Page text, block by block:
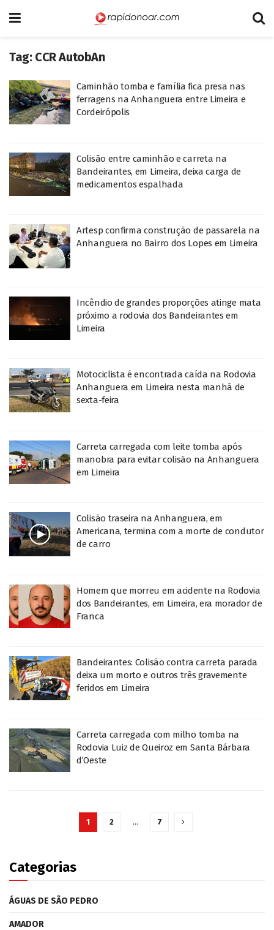
Tag: CCR AutobAn
Caminhão tomba e família fica presa nas
ferragens na Anhanguera entre Limeira e
Cordeirópolis
Colisão entre caminhão e carreta na
Bandeirantes, em Limeira, deixa carga de
medicamentos espalhada
Artesp confirma construção de passarela na
Anhanguera no Bairro dos Lopes em Limeira
Incêndio de grandes proporções atinge mata
próximo a rodovia dos Bandeirantes em
Limeira
Motociclista é encontrada caída na Rodovia
Anhanguera em Limeira nesta manhã de
sexta-feira
Carreta carregada com leite tomba após
manobra para evitar colisão na Anhanguera
em Limeira
Colisão traseira na Anhanguera, em
Americana, termina com a morte de condutor
de carro
Homem que morreu em acidente na Rodovia
dos Bandeirantes, em Limeira, era morador de
Franca
Bandeirantes: Colisão contra carreta parada
deixa um morto e outros três gravemente
feridos em Limeira
Carreta carregada com milho tomba na
Rodovia Luiz de Queiroz em Santa Bárbara
d’Oeste
1 2 … 7
Categorias
ÁGUAS DE SÃO PEDRO
AMADOR